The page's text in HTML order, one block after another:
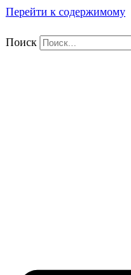
Перейти к содержимому
Поиск